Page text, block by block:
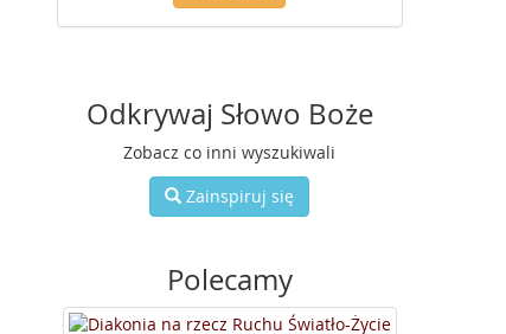
Odkrywaj Słowo Boże
Zobacz co inni wyszukiwali
Zainspiruj się
Polecamy